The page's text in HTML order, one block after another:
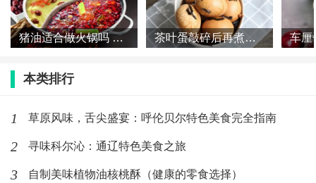
猪油适合做火锅吗 火锅为什么不用猪油 茶叶蛋敲碎后再煮几分钟 茶叶蛋敲碎之后再煮多久
本类排行
1 草原风味，舌尖盛宴：呼伦贝尔特色美食完全指南
2 寻味科尔沁：通辽特色美食之旅
3 自制美味植物油核桃酥（健康的零食选择）